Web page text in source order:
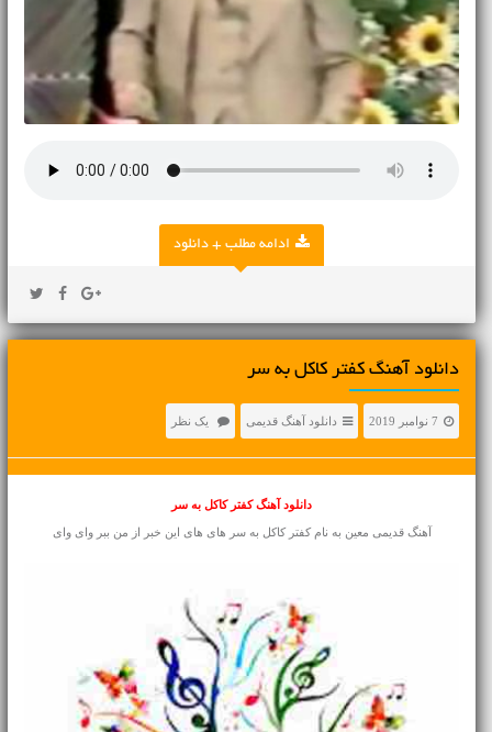
ادامه مطلب + دانلود
دانلود آهنگ کفتر کاکل به سر
7 نوامبر 2019 دانلود آهنگ قدیمی یک نظر
دانلود آهنگ کفتر کاکل به سر
آهنگ قدیمی معین به نام کفتر کاکل به سر های های این خبر از من ببر وای وای